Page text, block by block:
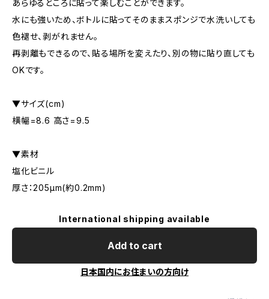
あらゆるところに貼って楽しむことができます。
水にも強いため、ボトルに貼ってそのままスポンジで水洗いしても
色褪せ、剥がれません。
再剥離もできるので、貼る場所を変えたり、別の物に貼り直しても
OKです。
▼サイズ(cm)
横幅=8.6 高さ=9.5
▼素材
塩化ビニル
厚さ：205μm(約0.2mm)
International shipping available
Add to cart
日本国内にお住まいの方向け